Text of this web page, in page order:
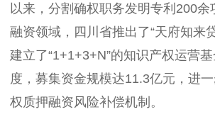
以来，分割确权职务发明专利200余
融资领域，四川省推出了“天府知来
建立了“1+1+3+N”的知识产权运营
度，募集资金规模达11.3亿元，进
权质押融资风险补偿机制。